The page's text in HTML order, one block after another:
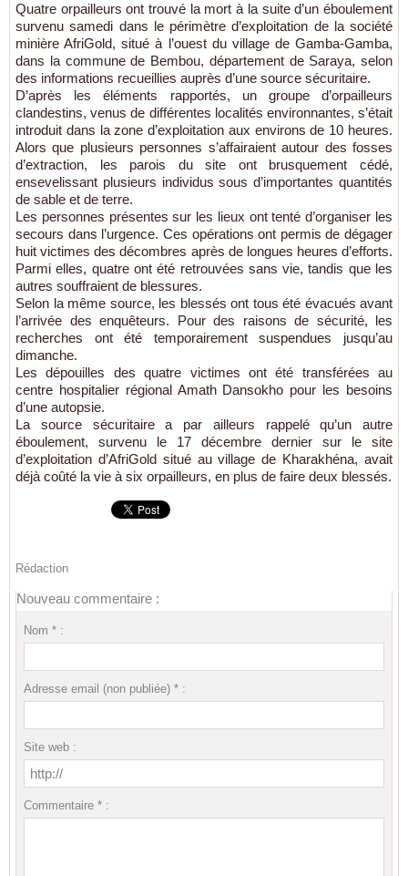
Quatre orpailleurs ont trouvé la mort à la suite d’un éboulement
survenu samedi dans le périmètre d’exploitation de la société
minière AfriGold, situé à l’ouest du village de Gamba-Gamba,
dans la commune de Bembou, département de Saraya, selon
des informations recueillies auprès d’une source sécuritaire.
D’après les éléments rapportés, un groupe d’orpailleurs
clandestins, venus de différentes localités environnantes, s’était
introduit dans la zone d’exploitation aux environs de 10 heures.
Alors que plusieurs personnes s’affairaient autour des fosses
d’extraction, les parois du site ont brusquement cédé,
ensevelissant plusieurs individus sous d’importantes quantités
de sable et de terre.
Les personnes présentes sur les lieux ont tenté d’organiser les
secours dans l’urgence. Ces opérations ont permis de dégager
huit victimes des décombres après de longues heures d’efforts.
Parmi elles, quatre ont été retrouvées sans vie, tandis que les
autres souffraient de blessures.
Selon la même source, les blessés ont tous été évacués avant
l’arrivée des enquêteurs. Pour des raisons de sécurité, les
recherches ont été temporairement suspendues jusqu’au
dimanche.
Les dépouilles des quatre victimes ont été transférées au
centre hospitalier régional Amath Dansokho pour les besoins
d’une autopsie.
La source sécuritaire a par ailleurs rappelé qu’un autre
éboulement, survenu le 17 décembre dernier sur le site
d’exploitation d’AfriGold situé au village de Kharakhéna, avait
déjà coûté la vie à six orpailleurs, en plus de faire deux blessés.
Rédaction
Nouveau commentaire :
Nom * :
Adresse email (non publiée) * :
Site web :
Commentaire * :